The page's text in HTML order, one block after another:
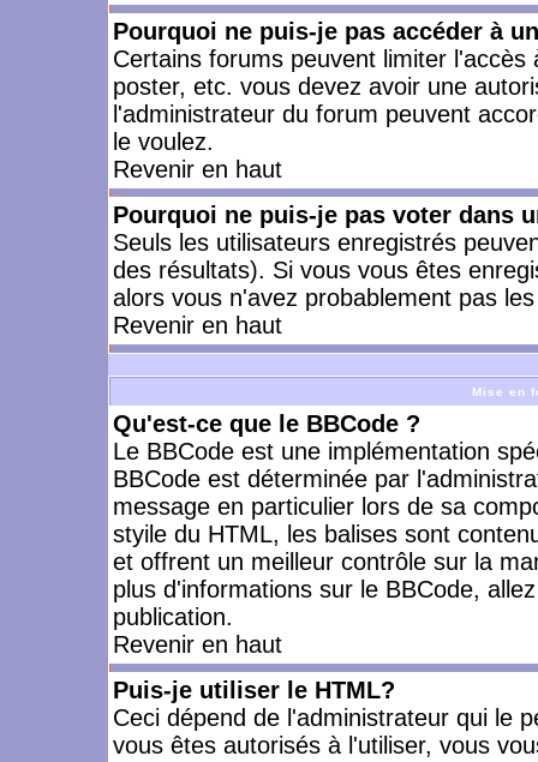
Pourquoi ne puis-je pas accéder à
Certains forums peuvent limiter
poster, etc. vous devez avoir une
l'administrateur du forum peuvent
le voulez.
Revenir en haut
Pourquoi ne puis-je pas voter dans
Seuls les utilisateurs enregistrés
des résultats). Si vous vous êtes
alors vous n'avez probablement pas
Revenir en haut
Mise en
Qu'est-ce que le BBCode ?
Le BBCode est une implémentation
BBCode est déterminée par
message en particulier lors de sa
styile du HTML, les balises sont
et offrent un meilleur contrôle sur la
plus d'informations sur le BBCode,
publication.
Revenir en haut
Puis-je utiliser le HTML?
Ceci dépend de l'administrateur qui le
vous êtes autorisés à l'utiliser, vous